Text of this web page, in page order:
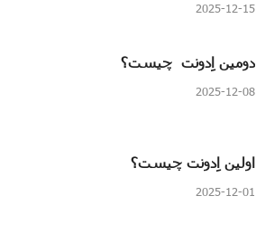
2025-12-15
دومین اِدونت چیست؟
2025-12-08
اولین اِدونت چیست؟
2025-12-01